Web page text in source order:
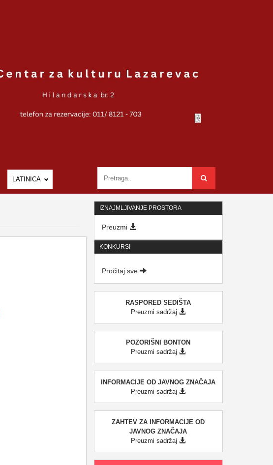
LATINICA
IZNAJMLJIVANJE PROSTORA
Preuzmi
KONKURSI
Pročitaj sve
RASPORED SEDIŠTA
Preuzmi sadržaj
POZORIŠNI BONTON
Preuzmi sadržaj
INFORMACIJE OD JAVNOG ZNAČAJA
Preuzmi sadržaj
ZAHTEV ZA INFORMACIJE OD
JAVNOG ZNAČAJA
Preuzmi sadržaj